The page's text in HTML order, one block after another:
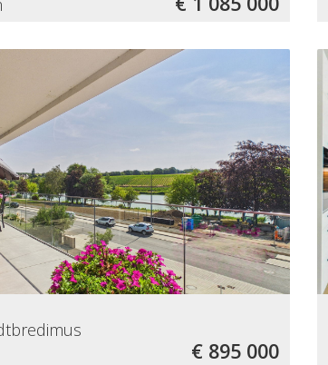
€ 895 000